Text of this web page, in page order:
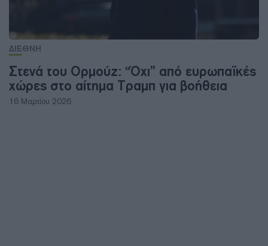
ΔΙΕΘΝΗ
Στενά του Ορμούζ: “Όχι” από ευρωπαϊκές
χώρες στο αίτημα Τραμπ για βοήθεια
16 Μαρτίου 2026